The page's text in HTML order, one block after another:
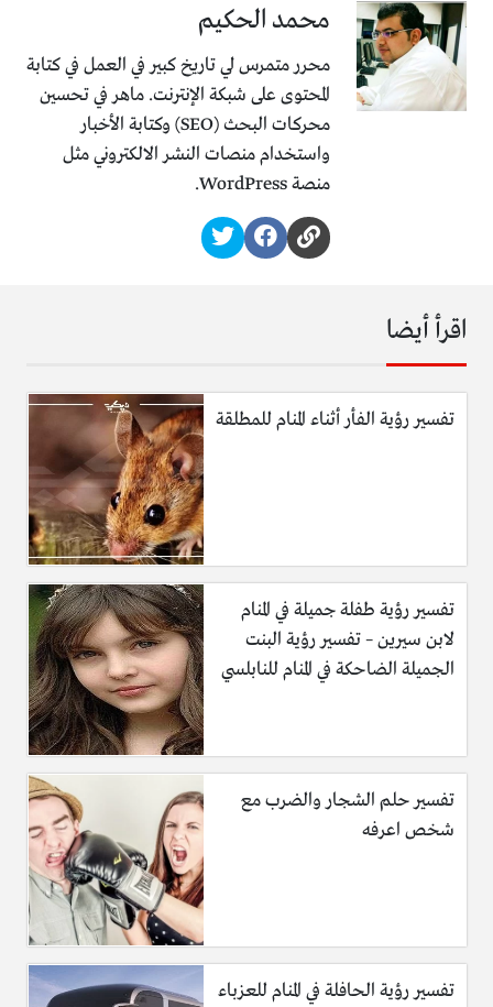
محمد الحكيم
محرر متمرس لي تاريخ كبير في العمل في كتابة
المحتوى على شبكة الإنترنت. ماهر في تحسين
محركات البحث (SEO) وكتابة الأخبار
واستخدام منصات النشر الالكتروني مثل
منصة WordPress.
اقرأ أيضا
تفسير رؤية الفأر أثناء المنام للمطلقة
تفسير رؤية طفلة جميلة في المنام
لابن سيرين – تفسير رؤية البنت
الجميلة الضاحكة في المنام للنابلسي
تفسير حلم الشجار والضرب مع
شخص اعرفه
تفسير رؤية الحافلة في المنام للعزباء